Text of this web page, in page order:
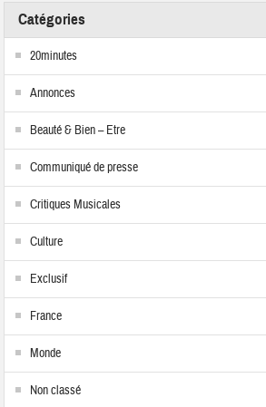
Catégories
20minutes
Annonces
Beauté & Bien – Etre
Communiqué de presse
Critiques Musicales
Culture
Exclusif
France
Monde
Non classé